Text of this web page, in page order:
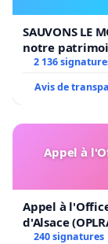
SAUVONS LE
notre
2 136
Avis de
Appel à
Appel à
d'Alsace
240 signatures